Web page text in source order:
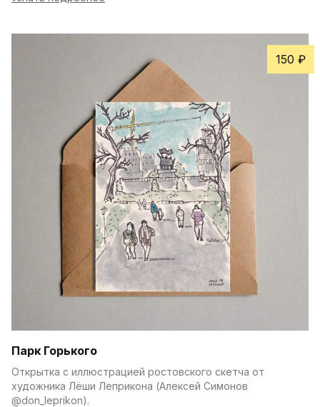
Парк Горького
Открытка с иллюстрацией ростовского скетча от
художника Лёши Леприкона (Алексей Симонов
@don_leprikon).
150 ₽